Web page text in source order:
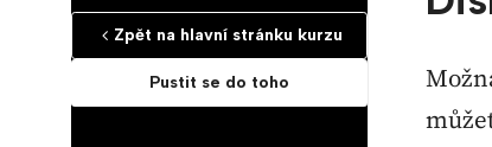
Zpět na hlavní stránku kurzu
Pustit se do toho